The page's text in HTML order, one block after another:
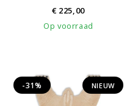
€225,00
Op voorraad
NIEUW
-31%